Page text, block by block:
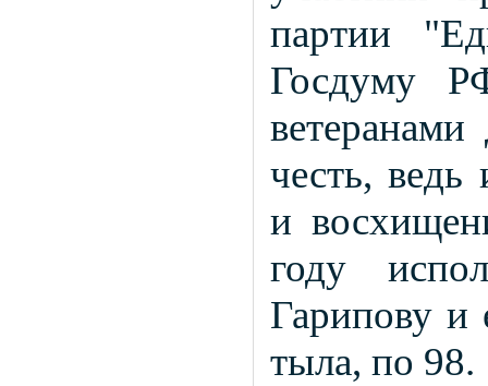
партии
Госдуму
честь,
и
году
Гарипову и
тыла, по 98.